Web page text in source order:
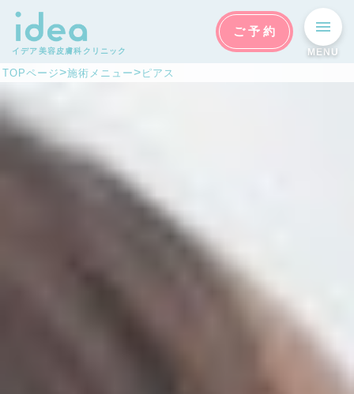
イデア美容皮膚科クリニック
ご予約
MENU
TOPページ>施術メニュー> ピアス